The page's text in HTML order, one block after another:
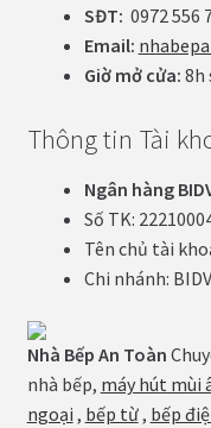
SĐT: 0972 556
Email:
Giờ mở cửa: 8h
Thông tin Tài
Ngân hàng
Số TK:
Tên chủ tài
Chi nhánh:
Nhà Bếp An Toàn
nhà bếp, máy hút mùi
ngoại , bếp từ, bếp